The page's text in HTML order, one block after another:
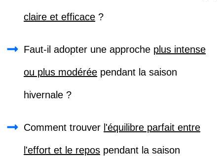
claire et efficace ?
Faut-il adopter une approche plus intense
ou plus modérée pendant la saison
hivernale ?
Comment trouver l'équilibre parfait entre
l'effort et le repos pendant la saison